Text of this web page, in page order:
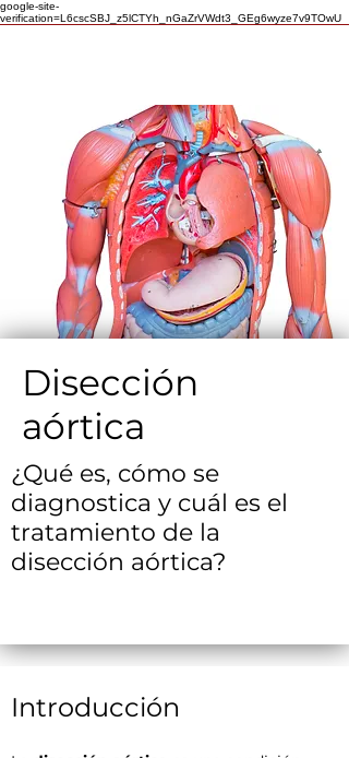
google-site-
verification=L6cscSBJ_z5lCTYh_nGaZrVWdt3_GEg6wyze7v9TOwU
Disección
aórtica
¿Qué es, cómo se
diagnostica y cuál es el
tratamiento de la
disección aórtica?
Introducción